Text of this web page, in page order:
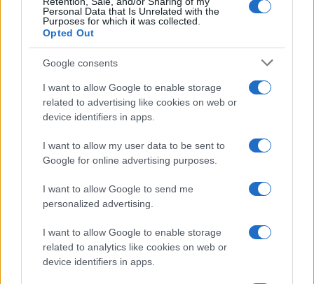
Personal Data that Is Unrelated with the
Purposes for which it was collected.
Opted Out
Google consents
I want to allow Google to enable storage
related to advertising like cookies on web or
device identifiers in apps.
I want to allow my user data to be sent to
Google for online advertising purposes.
I want to allow Google to send me
personalized advertising.
I want to allow Google to enable storage
related to analytics like cookies on web or
device identifiers in apps.
Strategie evergreen: come combinare coupon, gift
Davide Ferraro · 6 Ago 2026